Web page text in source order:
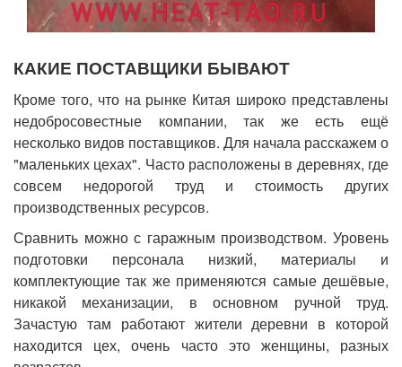
КАКИЕ ПОСТАВЩИКИ БЫВАЮТ
Кроме того, что на рынке Китая широко представлены
недобросовестные компании, так же есть ещё
несколько видов поставщиков. Для начала расскажем о
"маленьких цехах". Часто расположены в деревнях, где
совсем недорогой труд и стоимость других
производственных ресурсов.
Сравнить можно с гаражным производством. Уровень
подготовки персонала низкий, материалы и
комплектующие так же применяются самые дешёвые,
никакой механизации, в основном ручной труд.
Зачастую там работают жители деревни в которой
находится цех, очень часто это женщины, разных